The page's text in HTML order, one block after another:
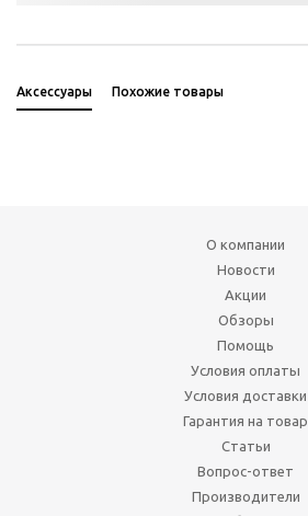
Аксессуары Похожие товары
О компании
Новости
Акции
Обзоры
Помощь
Условия оплаты
Условия доставки
Гарантия на товар
Статьи
Вопрос-ответ
Производители